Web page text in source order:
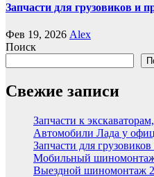
Запчасти для грузовиков и
Фев 19, 2026 Alex
Поиск
Свежие записи
Запчасти к
Автомобили Лада у
Запчасти для
Мобильный шиномонтаж
Выездной шиномонтаж